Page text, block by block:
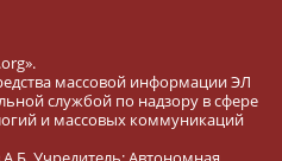
массовой информации ЭЛ
службой по надзору в сфере
и массовых коммуникаций